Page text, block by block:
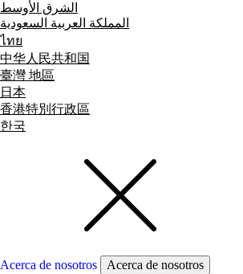
الشرق الأوسط
المملكة العربية السعودية
ไทย
中华人民共和国
臺灣 地區
日本
香港特別行政區
한국
Acerca de nosotros
Acerca de nosotros